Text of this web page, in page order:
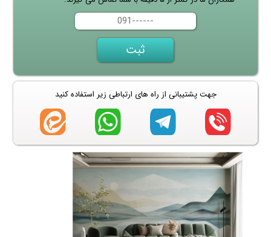
جهت پشتیبانی از راه های ارتباطی زیر استفاده کنید